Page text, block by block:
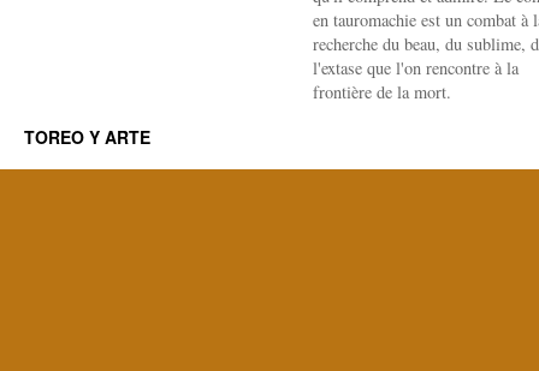
en tauromachie est un combat à
recherche du beau, du sublime,
l'extase que l'on rencontre à la
frontière de la mort.
TOREO Y ARTE